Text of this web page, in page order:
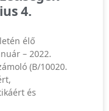
4.
élő
– 2022.
(B/10020.
és